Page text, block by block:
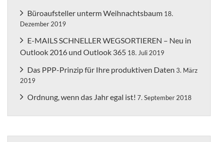
Büroaufsteller unterm Weihnachtsbaum 18.
Dezember 2019
E-MAILS SCHNELLER WEGSORTIEREN – Neu in
Outlook 2016 und Outlook 365 18. Juli 2019
Das PPP-Prinzip für Ihre produktiven Daten 3. März
2019
Ordnung, wenn das Jahr egal ist! 7. September 2018